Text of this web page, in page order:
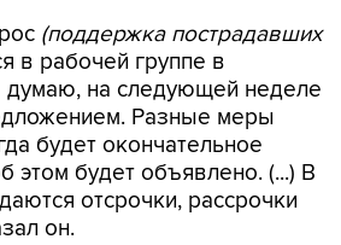
(поддержка пострадавших
в рабочей группе в
думаю, на следующей неделе
Разные меры
будет окончательное
этом будет объявлено. (...) В
отсрочки, рассрочки
он.